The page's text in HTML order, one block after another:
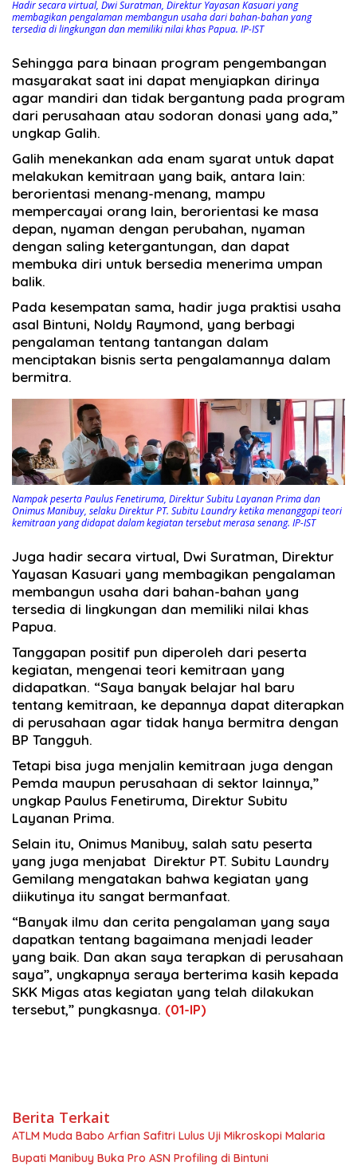
Hadir secara virtual, Dwi Suratman, Direktur Yayasan Kasuari yang
membagikan pengalaman membangun usaha dari bahan-bahan yang
tersedia di lingkungan dan memiliki nilai khas Papua. IP-IST
Sehingga para binaan program pengembangan
masyarakat saat ini dapat menyiapkan dirinya
agar mandiri dan tidak bergantung pada program
dari perusahaan atau sodoran donasi yang ada,”
ungkap Galih.
Galih menekankan ada enam syarat untuk dapat
melakukan kemitraan yang baik, antara lain:
berorientasi menang-menang, mampu
mempercayai orang lain, berorientasi ke masa
depan, nyaman dengan perubahan, nyaman
dengan saling ketergantungan, dan dapat
membuka diri untuk bersedia menerima umpan
balik.
Pada kesempatan sama, hadir juga praktisi usaha
asal Bintuni, Noldy Raymond, yang berbagi
pengalaman tentang tantangan dalam
menciptakan bisnis serta pengalamannya dalam
bermitra.
Nampak peserta Paulus Fenetiruma, Direktur Subitu Layanan Prima dan
Onimus Manibuy, selaku Direktur PT. Subitu Laundry ketika menanggapi teori
kemitraan yang didapat dalam kegiatan tersebut merasa senang. IP-IST
Juga hadir secara virtual, Dwi Suratman, Direktur
Yayasan Kasuari yang membagikan pengalaman
membangun usaha dari bahan-bahan yang
tersedia di lingkungan dan memiliki nilai khas
Papua.
Tanggapan positif pun diperoleh dari peserta
kegiatan, mengenai teori kemitraan yang
didapatkan. “Saya banyak belajar hal baru
tentang kemitraan, ke depannya dapat diterapkan
di perusahaan agar tidak hanya bermitra dengan
BP Tangguh.
Tetapi bisa juga menjalin kemitraan juga dengan
Pemda maupun perusahaan di sektor lainnya,”
ungkap Paulus Fenetiruma, Direktur Subitu
Layanan Prima.
Selain itu, Onimus Manibuy, salah satu peserta
yang juga menjabat Direktur PT. Subitu Laundry
Gemilang mengatakan bahwa kegiatan yang
diikutinya itu sangat bermanfaat.
“Banyak ilmu dan cerita pengalaman yang saya
dapatkan tentang bagaimana menjadi leader
yang baik. Dan akan saya terapkan di perusahaan
saya”, ungkapnya seraya berterima kasih kepada
SKK Migas atas kegiatan yang telah dilakukan
tersebut,” pungkasnya. (01-IP)
Berita Terkait
ATLM Muda Babo Arfian Safitri Lulus Uji Mikroskopi Malaria
Bupati Manibuy Buka Pro ASN Profiling di Bintuni